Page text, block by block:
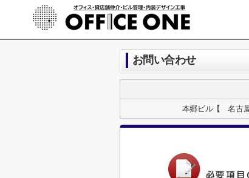
お問い合わせ
本郷ビル【 名古